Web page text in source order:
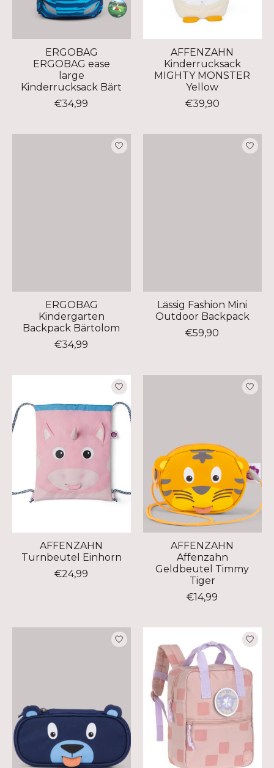
ERGOBAG
ERGOBAG ease
large
Kinderrucksack Bärt
€34,99
AFFENZAHN
Kinderrucksack
MIGHTY MONSTER
Yellow
€39,90
ERGOBAG
Kindergarten
Backpack Bärtolom
€34,99
Lässig Fashion Mini
Outdoor Backpack
€59,90
AFFENZAHN
Turnbeutel Einhorn
€24,99
AFFENZAHN
Affenzahn
Geldbeutel Timmy
Tiger
€14,99